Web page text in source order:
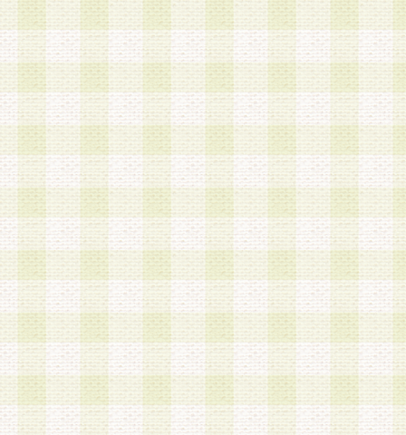
第5条 会員の登録情報
1.当社は、会員の登録情報に含まれる氏名・住所
アドレス等会員個人を識別できる情報を当社が別
シーポリシー
」に基づき適切に取り扱うものとし
は、当該個人情報を以下の各号に定める目的に利
す。なお、これら事項以外の目的で個人情報を利
かじめ会員の同意を得たうえで利用するものとし
a.本サービスの実施または運営
b.本サービスに係る謝礼、景品、調査サンプル品
c.会員からの電話、メール等の問い合わせなどへ
d.その他これらに付随する業務
2.当社は、会員個人を識別することのできる情報
会員情報を本人の承諾なく第三者に開示すること
人を識別できる情報について第三者に開示または
社は事前に会員本人の同意を得るものとします。
3.前項の定めに拘わらず、当社は、以下の目的に
意を 得ることなく、会員個人を識別できる情報